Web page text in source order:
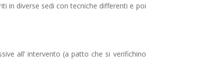
in diverse sedi con tecniche differenti e poi
all’ intervento (a patto che si verifichino